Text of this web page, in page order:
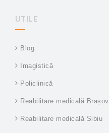
UTILE
Blog
Imagistică
Policlinică
Reabilitare medicală Brașov
Reabilitare medicală Sibiu